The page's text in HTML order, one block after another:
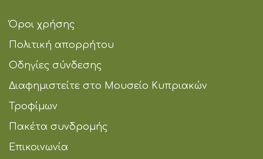
Όροι χρήσης
Πολιτική απορρήτου
Οδηγίες σύνδεσης
Διαφημιστείτε στο Μουσείο Κυπριακών
Τροφίμων
Πακέτα συνδρομής
Επικοινωνία